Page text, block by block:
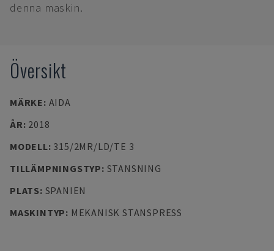
denna maskin.
Översikt
MÄRKE: AIDA
ÅR: 2018
MODELL: 315/2MR/LD/TE 3
TILLÄMPNINGSTYP: STANSNING
PLATS: SPANIEN
MASKINTYP: MEKANISK STANSPRESS